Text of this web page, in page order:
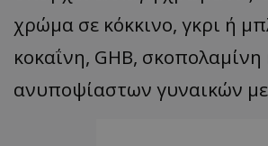
χρώμα σε κόκκινο, γκρι ή
κοκαΐνη, GHB,
ανυποψίαστων γυναικών με